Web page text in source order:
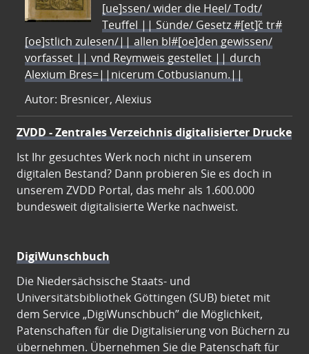
[ue]ssen/ wider die Heel/ Todt/
Teuffel || Sünde/ Gesetz #[et]c̃ tr#
[oe]stlich zulesen/|| allen bl#[oe]den gewissen/
vorfasset || vnd Reymweis gestellet || durch
Alexium Bres=||nicerum Cotbusianum.||
Autor: Bresnicer, Alexius
ZVDD - Zentrales Verzeichnis digitalisierter Drucke
Ist Ihr gesuchtes Werk noch nicht in unserem
digitalen Bestand? Dann probieren Sie es doch in
unserem ZVDD Portal, das mehr als 1.600.000
bundesweit digitalisierte Werke nachweist.
DigiWunschbuch
Die Niedersächsische Staats- und
Universitätsbibliothek Göttingen (SUB) bietet mit
dem Service „DigiWunschbuch” die Möglichkeit,
Patenschaften für die Digitalisierung von Büchern zu
übernehmen. Übernehmen Sie die Patenschaft für